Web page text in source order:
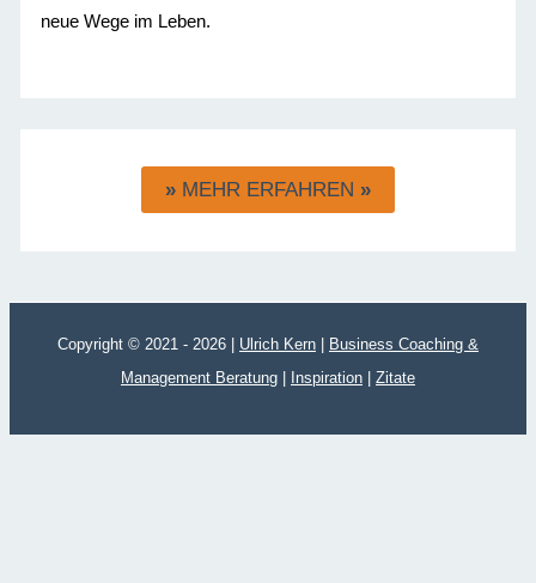
neue Wege im Leben.
» MEHR ERFAHREN »
Copyright © 2021 - 2026 | Ulrich Kern
Business Coaching &
Management Beratung
Inspiration Zitate